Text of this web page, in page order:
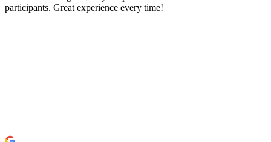
participants. Great experience every time!